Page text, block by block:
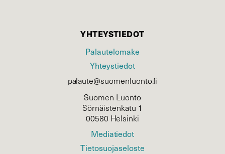
YHTEYSTIEDOT
Palautelomake
Yhteystiedot
palaute@suomenluonto.fi
Suomen Luonto
Sörnäistenkatu 1
00580 Helsinki
Mediatiedot
Tietosuojaseloste